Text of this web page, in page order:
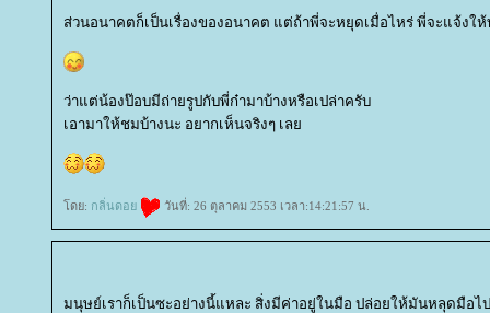
ส่วนอนาคตก็เป็นเรื่องของอนาคต แต่ถ้าพี่จะหยุดเมื่อไหร่ พี่จะแจ้งใ
ว่าแต่น้องป๊อบมีถ่ายรูปกับพี่ก๋ามาบ้างหรือเปล่าครับ
เอามาให้ชมบ้างนะ อยากเห็นจริงๆ เล
ดย: กลิ่นดอ วันที่: 26 ตุลาคม 2553 เวลา:14:21:57 น.
มนุษย์เราก็เป็นซะอย่างนี้แหละ สิ่งมีค่าอยู่ในมือ ปล่อยให้มันหลุดมือไ